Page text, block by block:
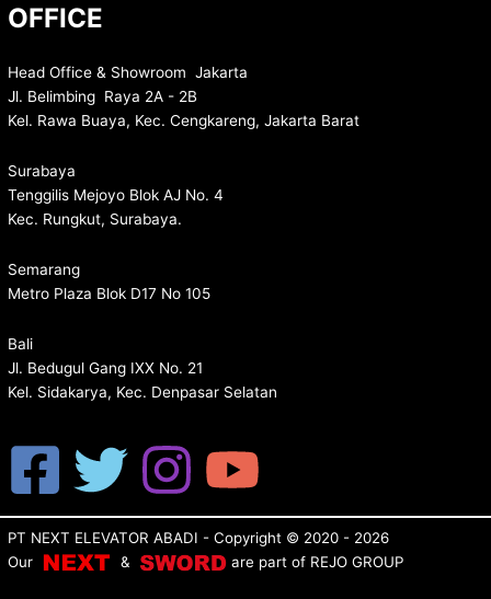
OFFICE
Head Office & Showroom Jakarta
Jl. Belimbing Raya 2A - 2B
Kel. Rawa Buaya, Kec. Cengkareng, Jakarta Barat
Surabaya
Tenggilis Mejoyo Blok AJ No. 4
Kec. Rungkut, Surabaya.
Semarang
Metro Plaza Blok D17 No 105
Bali
Jl. Bedugul Gang IXX No. 21
Kel. Sidakarya, Kec. Denpasar Selatan
PT NEXT ELEVATOR ABADI - Copyright © 2020 - 2026
Our
& are part of REJO GROUP